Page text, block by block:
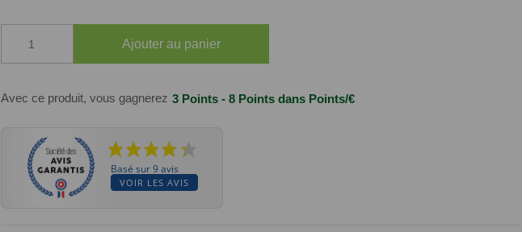
Bubble
CBD
Ajouter au panier
Avec ce produit, vous gagnerez 3 Points - 8 Points dans Points/€
Basé sur 9 avis
VOIR LES AVIS